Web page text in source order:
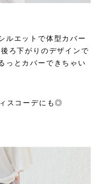
ルエットで体型カバー
ろ下がりのデザインで
っとカバーできちゃい
スコーデにも◎